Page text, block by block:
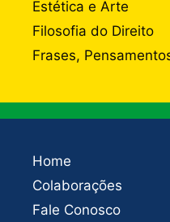
Estética e Arte
Filosofia do Direito
Frases,
Home
Colaborações
Fale Conosco